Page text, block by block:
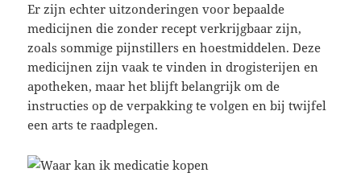
Er zijn echter uitzonderingen voor bepaalde
medicijnen die zonder recept verkrijgbaar zijn,
zoals sommige pijnstillers en hoestmiddelen. Deze
medicijnen zijn vaak te vinden in drogisterijen en
apotheken, maar het blijft belangrijk om de
instructies op de verpakking te volgen en bij twijfel
een arts te raadplegen.